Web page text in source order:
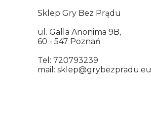
Sklep Gry Bez Prądu
ul. Galla Anonima 9B,
60 - 547 Poznań
Tel: 720793239
mail: sklep@grybezpradu.eu